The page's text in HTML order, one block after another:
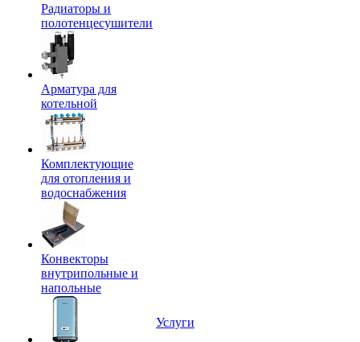
Радиаторы и
полотенцесушители
Арматура для
котельной
Комплектующие
для отопления и
водоснабжения
Конвекторы
внутрипольные и
напольные
Услуги